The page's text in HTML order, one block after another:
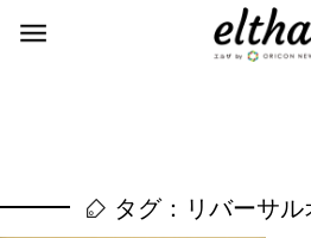
タグ：リバーサル